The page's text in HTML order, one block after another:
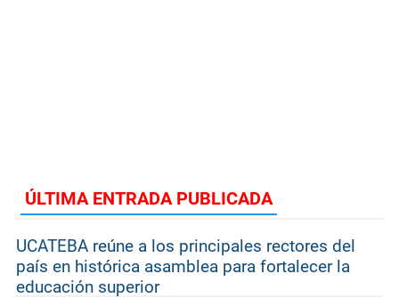
ÚLTIMA ENTRADA PUBLICADA
UCATEBA reúne a los principales rectores del
país en histórica asamblea para fortalecer la
educación superior